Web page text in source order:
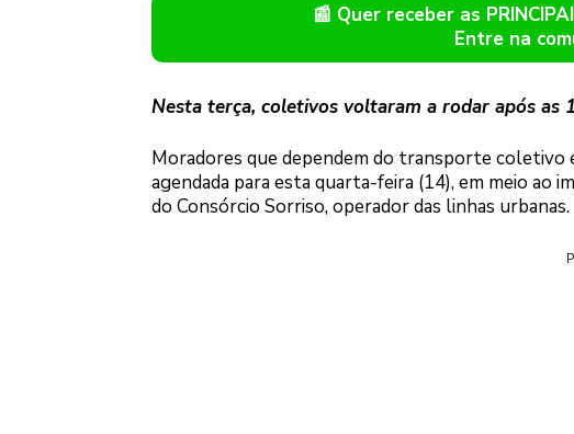
📰 Quer receber as
Entre na
Nesta terça, coletivos voltaram a rodar após as
Moradores que dependem do transporte coletivo
agendada para esta quarta-feira (14), em meio ao
do Consórcio Sorriso, operador das linhas urbanas.